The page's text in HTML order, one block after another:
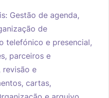
Gestão de agenda,
de
telefónico e presencial,
parceiros e
revisão e
cartas,